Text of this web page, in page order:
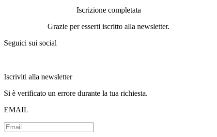
Iscrizione completata
Grazie per esserti iscritto alla newsletter.
Seguici sui social
Iscriviti alla newsletter
Si è verificato un errore durante la tua richiesta.
EMAIL